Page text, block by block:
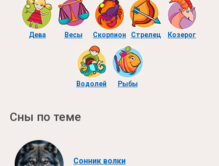
Дева Весы Скорпион Стрелец Козерог
Водолей Рыбы
Сны по теме
Сонник волки